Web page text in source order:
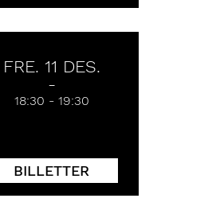
FRE. 11 DES.
18:30 - 19:30
BILLETTER